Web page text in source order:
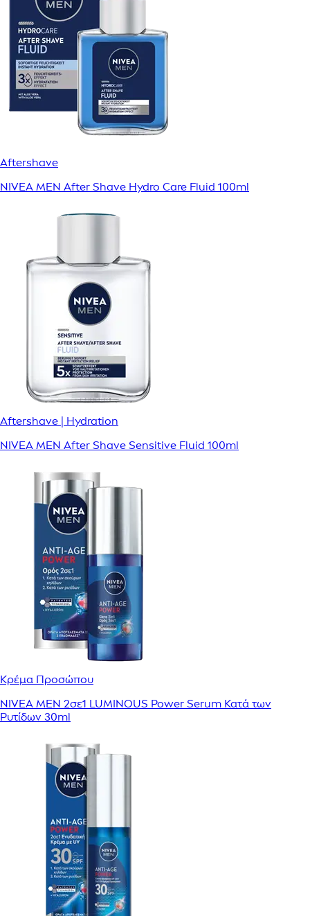
Aftershave
NIVEA MEN After Shave Hydro Care Fluid 100ml
Aftershave | Hydration
NIVEA MEN After Shave Sensitive Fluid 100ml
Κρέμα Προσώπου
NIVEA MEN 2σε1 LUMINOUS Power Serum Κατά των
Ρυτίδων 30ml